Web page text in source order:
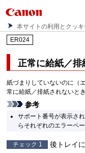
本サイトの利用とクッ
ER024
正常に給紙／
紙づまりしていないのに（
常に給紙／排紙されないと
参考
サポート番号が表示さ
らそれぞれのエラーペ
チェック 1 後トレイ